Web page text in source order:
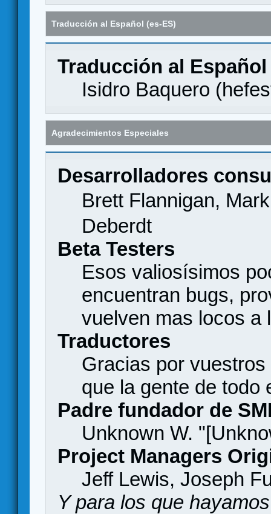
Traducción al Español (es-ES)
Traducción al Español
Isidro Baquero (
Agradecimientos Especiales
Desarrolladores
Brett Flannigan,
Deberdt
Beta Testers
Esos valiosísimos
encuentran bugs,
vuelven mas locos a
Traductores
Gracias por
que la gente de todo
Padre fundador de
Unknown W.
Project Managers
Jeff Lewis, Joseph
Y para los que